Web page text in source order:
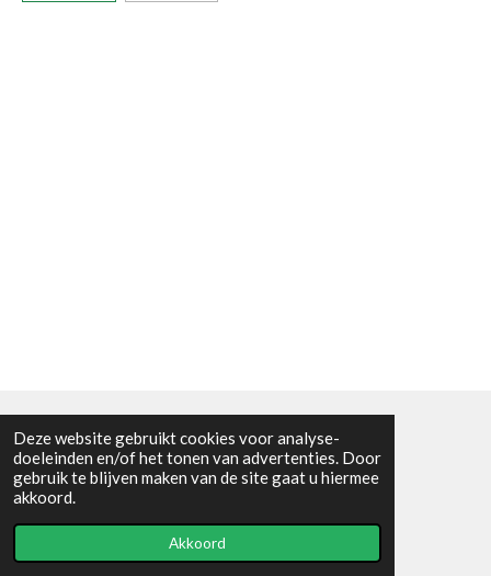
Deze website gebruikt cookies voor analyse-
doeleinden en/of het tonen van advertenties. Door
gebruik te blijven maken van de site gaat u hiermee
akkoord.
Akkoord
Algemene voorwaarden
© 2021 - RC en mineralenshop Het vlinderpad